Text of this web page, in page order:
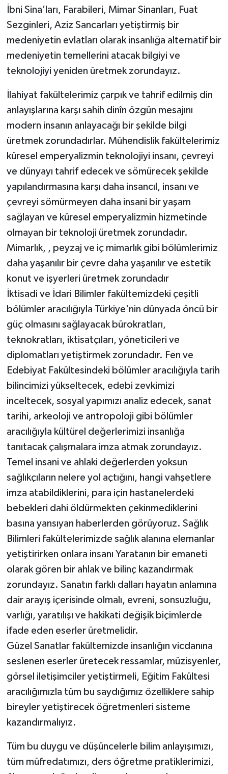
İbni Sina’ları, Farabileri, Mimar Sinanları, Fuat
Sezginleri, Aziz Sancarları yetiştirmiş bir
medeniyetin evlatları olarak insanlığa alternatif bir
medeniyetin temellerini atacak bilgiyi ve
teknolojiyi yeniden üretmek zorundayız.
İlahiyat fakültelerimiz çarpık ve tahrif edilmiş din
anlayışlarına karşı sahih dinîn özgün mesajını
modern insanın anlayacağı bir şekilde bilgi
üretmek zorundadırlar. Mühendislik fakültelerimiz
küresel emperyalizmin teknolojiyi insanı, çevreyi
ve dünyayı tahrif edecek ve sömürecek şekilde
yapılandırmasına karşı daha insancıl, insanı ve
çevreyi sömürmeyen daha insani bir yaşam
sağlayan ve küresel emperyalizmin hizmetinde
olmayan bir teknoloji üretmek zorundadır.
Mimarlık, , peyzaj ve iç mimarlık gibi bölümlerimiz
daha yaşanılır bir çevre daha yaşanılır ve estetik
konut ve işyerleri üretmek zorundadır
İktisadi ve İdari Bilimler fakültemizdeki çeşitli
bölümler aracılığıyla Türkiye'nin dünyada öncü bir
güç olmasını sağlayacak bürokratları,
teknokratları, iktisatçıları, yöneticileri ve
diplomatları yetiştirmek zorundadır. Fen ve
Edebiyat Fakültesindeki bölümler aracılığıyla tarih
bilincimizi yükseltecek, edebi zevkimizi
inceltecek, sosyal yapımızı analiz edecek, sanat
tarihi, arkeoloji ve antropoloji gibi bölümler
aracılığıyla kültürel değerlerimizi insanlığa
tanıtacak çalışmalara imza atmak zorundayız.
Temel insani ve ahlaki değerlerden yoksun
sağlıkçıların nelere yol açtığını, hangi vahşetlere
imza atabildiklerini, para için hastanelerdeki
bebekleri dahi öldürmekten çekinmediklerini
basına yansıyan haberlerden görüyoruz. Sağlık
Bilimleri fakültelerimizde sağlık alanına elemanlar
yetiştirirken onlara insanı Yaratanın bir emaneti
olarak gören bir ahlak ve bilinç kazandırmak
zorundayız. Sanatın farklı dalları hayatın anlamına
dair arayış içerisinde olmalı, evreni, sonsuzluğu,
varlığı, yaratılışı ve hakikati değişik biçimlerde
ifade eden eserler üretmelidir.
Güzel Sanatlar fakültemizde insanlığın vicdanına
seslenen eserler üretecek ressamlar, müzisyenler,
görsel iletişimciler yetiştirmeli, Eğitim Fakültesi
aracılığımızla tüm bu saydığımız özelliklere sahip
bireyler yetiştirecek öğretmenleri sisteme
kazandırmalıyız.
Tüm bu duygu ve düşüncelerle bilim anlayışımızı,
tüm müfredatımızı, ders öğretme pratiklerimizi,